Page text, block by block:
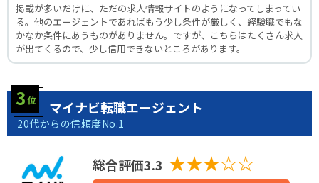
掲載が多いだけに、ただの求人情報サイトのようになってしまってい
る。他のエージェントであればもう少し条件が厳しく、経験職でもな
かなか条件にあうものがありません。ですが、こちらはたくさん求人
が出てくるので、少し信用できないところがあります。
マイナビ転職エージェント
20代からの信頼度No.1
総合評価3.3 ★★★☆☆